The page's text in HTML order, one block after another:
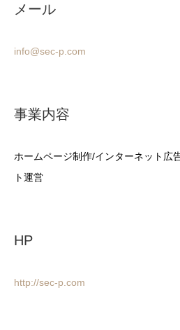
メール
info@sec-p.com
事業内容
ホームページ制作/インターネット広
ト運営
HP
http://sec-p.com